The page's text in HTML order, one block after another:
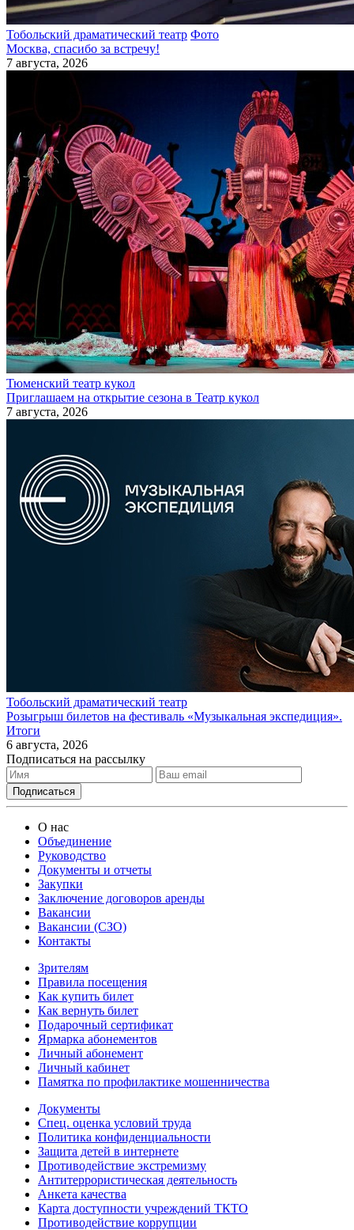
Тобольский драматический театр Фото
Москва, спасибо за встречу!
7 августа, 2026
Тюменский театр кукол
Приглашаем на открытие сезона в Театр кукол
7 августа, 2026
Тобольский драматический театр
Розыгрыш билетов на фестиваль «Музыкальная экспедиция».
Итоги
6 августа, 2026
Подписаться на рассылку
О нас
Объединение
Руководство
Документы и отчеты
Закупки
Заключение договоров аренды
Вакансии
Вакансии (СЗО)
Контакты
Зрителям
Правила посещения
Как купить билет
Как вернуть билет
Подарочный сертификат
Ярмарка абонементов
Личный абонемент
Личный кабинет
Памятка по профилактике мошенничества
Документы
Спец. оценка условий труда
Политика конфиденциальности
Защита детей в интернете
Противодействие экстремизму
Антитеррористическая деятельность
Анкета качества
Карта доступности учреждений ТКТО
Противодействие коррупции